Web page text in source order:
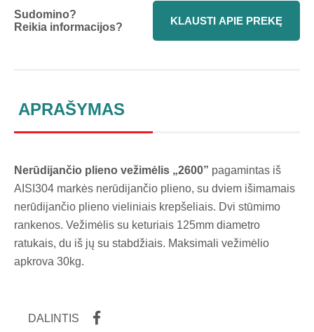
Sudomino?
Reikia informacijos?
KLAUSTI APIE PREKĘ
APRAŠYMAS
Nerūdijančio plieno vežimėlis „2600” pagamintas iš
AISI304 markės nerūdijančio plieno, su dviem išimamais
nerūdijančio plieno vieliniais krepšeliais. Dvi stūmimo
rankenos. Vežimėlis su keturiais 125mm diametro
ratukais, du iš jų su stabdžiais. Maksimali vežimėlio
apkrova 30kg.
DALINTIS